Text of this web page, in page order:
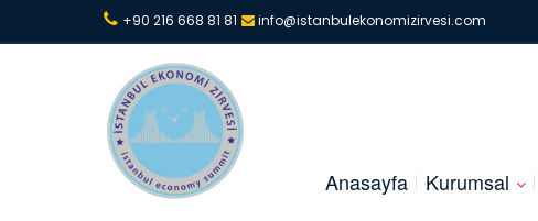
+90 216 668 81 81 info@istanbulekonomizirvesi.com
Anasayfa Kurumsal